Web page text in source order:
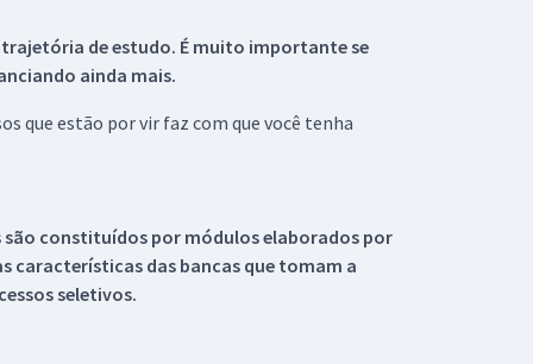
de estudo. É muito importante se
ainda mais.
que estão por vir faz com que você tenha
são constituídos por módulos elaborados por
características das bancas que tomam a
seletivos.